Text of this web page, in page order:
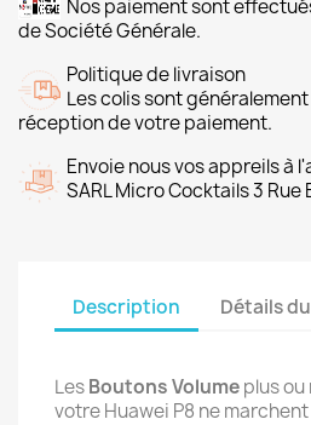
Nos paiement sont
de Société Générale.
Politique de livraison
Les colis sont
réception de votre paiement.
Envoie nous vos appreils à
SARL Micro Cocktails 3 Rue
Description Détails
LesBoutons Volumeplus ou
votre Huawei P8 ne